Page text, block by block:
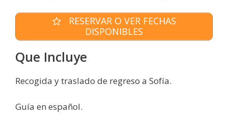
RESERVAR O VER FECHAS
DISPONIBLES
Que Incluye
Recogida y traslado de regreso a Sofía.
Guía en español.